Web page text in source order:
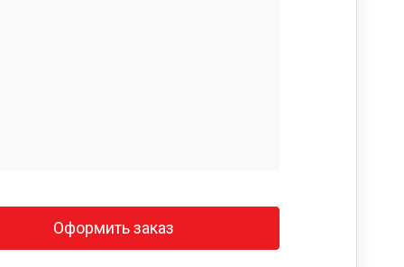
Оформить заказ